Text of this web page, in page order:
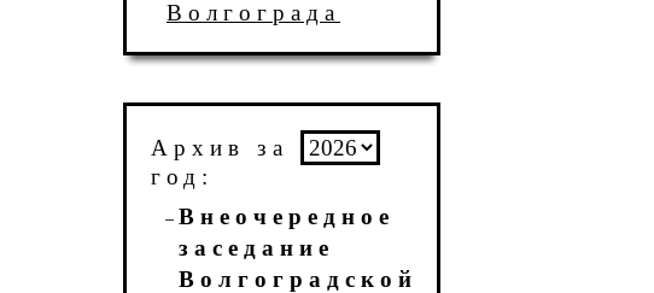
Волгограда
Архив за
год:
Внеочередное
заседание
Волгоградской